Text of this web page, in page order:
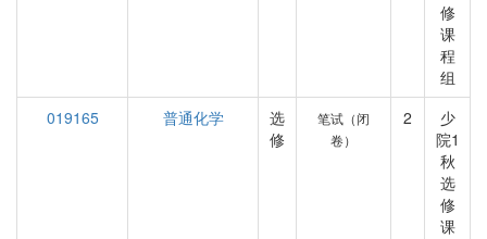
修
课
程
组
019165
普通化学
选
修
笔试（闭
卷）
2
少
院1
秋
选
修
课